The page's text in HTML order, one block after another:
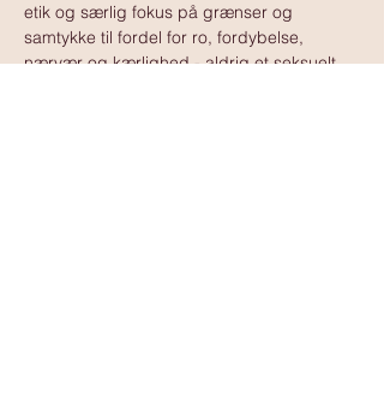
etik og særlig fokus på grænser og
samtykke til fordel for ro, fordybelse,
nærvær og kærlighed - aldrig et seksuelt